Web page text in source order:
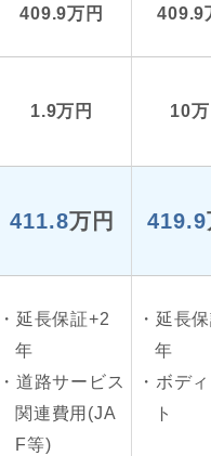
409.9万円 409.9
1.9万円 10
411.8万円 419.9
延長保証+2
年
道路サービス
関連費用(JA
F等)
延長
年
ボデ
ト